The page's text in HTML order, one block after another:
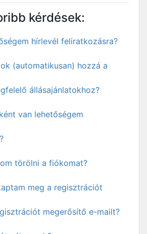
kérdések:
hírlevél feliratkozásra?
(automatikusan) hozzá a
állásajánlatokhoz?
van lehetőségem
törölni a fiókomat?
meg a regisztrációt
megerősítő e-mailt?